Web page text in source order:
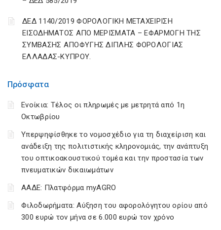
Πρόσφατα
Ενοίκια: Τέλος οι πληρωμές με μετρητά από 1η
Οκτωβρίου
Υπερψηφίσθηκε το νομοσχέδιο για τη διαχείριση και
ανάδειξη της πολιτιστικής κληρονομιάς, την ανάπτυξη
του οπτικοακουστικού τομέα και την προστασία των
πνευματικών δικαιωμάτων
ΑΑΔΕ: Πλατφόρμα myAGRO
Φιλοδωρήματα: Αύξηση του αφορολόγητου ορίου από
300 ευρώ τον μήνα σε 6.000 ευρώ τον χρόνο
ΔΕΔ 1140/2019 ΦΟΡΟΛΟΓΙΚΗ ΜΕΤΑΧΕΙΡΙΣΗ
ΕΙΣΟΔΗΜΑΤΟΣ ΑΠΟ ΜΕΡΙΣΜΑΤΑ – ΕΦΑΡΜΟΓΗ ΤΗΣ
ΣΥΜΒΑΣΗΣ ΑΠΟΦΥΓΗΣ ΔΙΠΛΗΣ ΦΟΡΟΛΟΓΙΑΣ
ΕΛΛΑΔΑΣ-ΚΥΠΡΟΥ.